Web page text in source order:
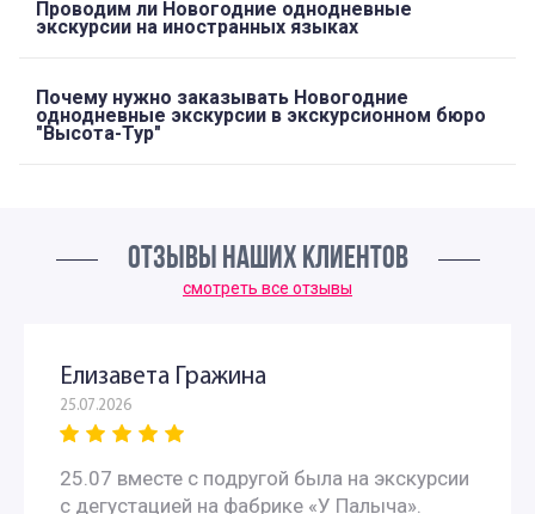
Проводим ли Новогодние однодневные
экскурсии на иностранных языках
Почему нужно заказывать Новогодние
однодневные экскурсии в экскурсионном бюро
"Высота-Тур"
ОТЗЫВЫ НАШИХ КЛИЕНТОВ
смотреть все отзывы
Елизавета Гражина
25.07.2026
25.07 вместе с подругой была на экскурсии
с дегустацией на фабрике «У Палыча».